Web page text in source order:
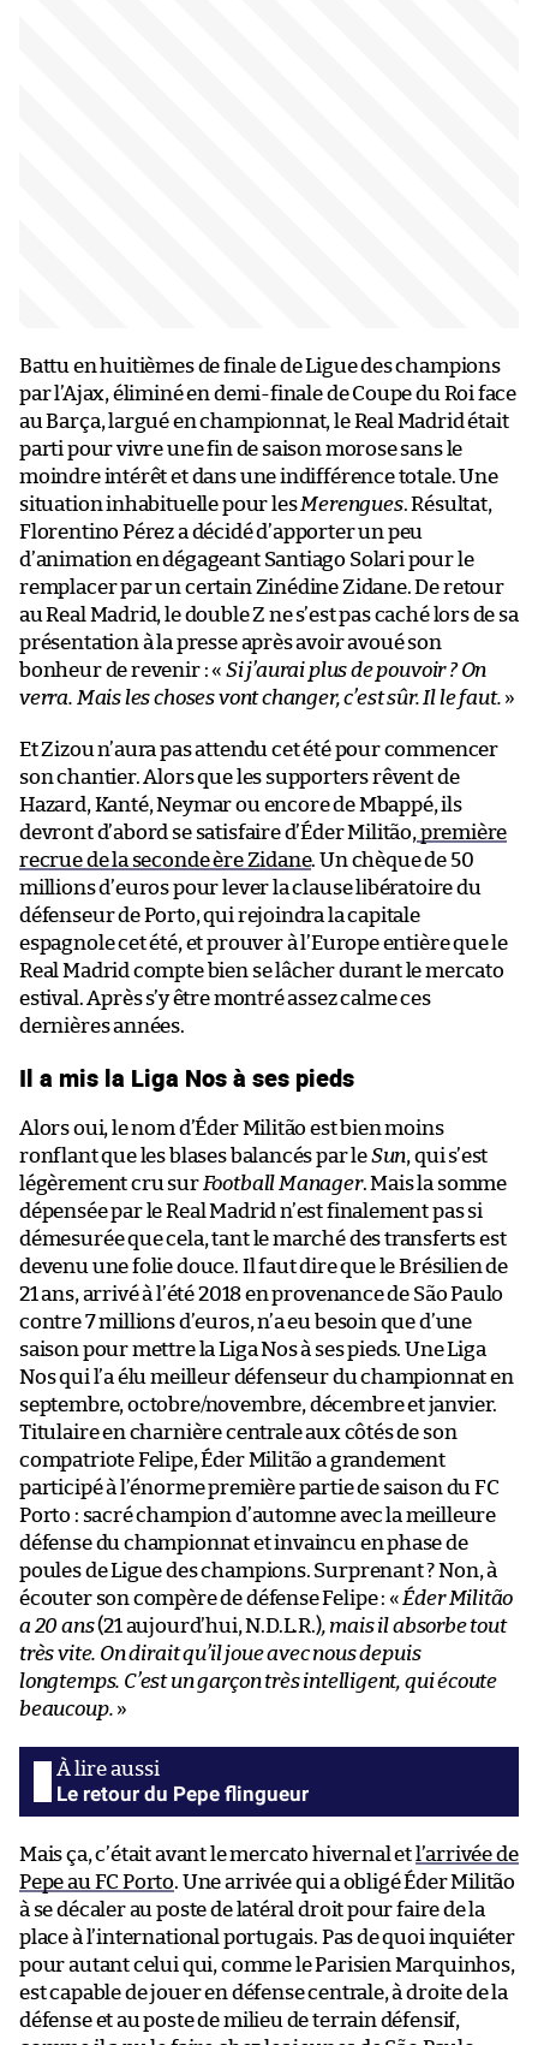
Battu en huitièmes de finale de Ligue des champions
par l’Ajax, éliminé en demi-finale de Coupe du Roi face
au Barça, largué en championnat, le Real Madrid était
parti pour vivre une fin de saison morose sans le
moindre intérêt et dans une indifférence totale. Une
situation inhabituelle pour lesMerengues. Résultat,
Florentino Pérez a décidé d’apporter un peu
d’animation en dégageant Santiago Solari pour le
remplacer par un certain Zinédine Zidane. De retour
au Real Madrid, le double Z ne s’est pas caché lors de sa
présentation à la presse après avoir avoué son
bonheur de revenir : « Si j’aurai plus de pouvoir ? On
verra. Mais les choses vont changer, c’est sûr. Il le faut. »
Et Zizou n’aura pas attendu cet été pour commencer
son chantier. Alors que les supporters rêvent de
Hazard, Kanté, Neymar ou encore de Mbappé, ils
devront d’abord se satisfaire d’Éder Militão, première
recrue de la seconde ère Zidane. Un chèque de 50
millions d’euros pour lever la clause libératoire du
défenseur de Porto, qui rejoindra la capitale
espagnole cet été, et prouver à l’Europe entière que le
Real Madrid compte bien se lâcher durant le mercato
estival. Après s’y être montré assez calme ces
dernières années.
Il a mis la Liga Nos à ses pieds
Alors oui, le nom d’Éder Militão est bien moins
ronflant que les blases balancés par leSun, qui s’est
légèrement cru sur Football Manager. Mais la somme
dépensée par le Real Madrid n’est finalement pas si
démesurée que cela, tant le marché des transferts est
devenu une folie douce. Il faut dire que le Brésilien de
21 ans, arrivé à l’été 2018 en provenance de São Paulo
contre 7 millions d’euros, n’a eu besoin que d’une
saison pour mettre la Liga Nos à ses pieds. Une Liga
Nos qui l’a élu meilleur défenseur du championnat en
septembre, octobre/novembre, décembre et janvier.
Titulaire en charnière centrale aux côtés de son
compatriote Felipe, Éder Militão a grandement
participé à l’énorme première partie de saison du FC
Porto : sacré champion d’automne avec la meilleure
défense du championnat et invaincu en phase de
poules de Ligue des champions. Surprenant ? Non, à
écouter son compère de défense Felipe : « Éder Militão
a 20 ans(21 aujourd’hui, N.D.L.R.), mais il absorbe tout
très vite. On dirait qu’il joue avec nous depuis
longtemps. C’est un garçon très intelligent, qui écoute
beaucoup. »
Le retour du Pepe flingueur
Mais ça, c’était avant le mercato hivernal et l’arrivée de
Pepe au FC Porto. Une arrivée qui a obligé Éder Militão
à se décaler au poste de latéral droit pour faire de la
place à l’international portugais. Pas de quoi inquiéter
pour autant celui qui, comme le Parisien Marquinhos,
est capable de jouer en défense centrale, à droite de la
défense et au poste de milieu de terrain défensif,